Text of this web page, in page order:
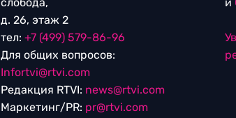
д. 26, этаж 2
тел: +7 (499) 579-86-96
Для общих вопросов:
Infortvi@rtvi.com
Редакция RTVI: news@rtvi.com
Маркетинг/PR: pr@rtvi.com